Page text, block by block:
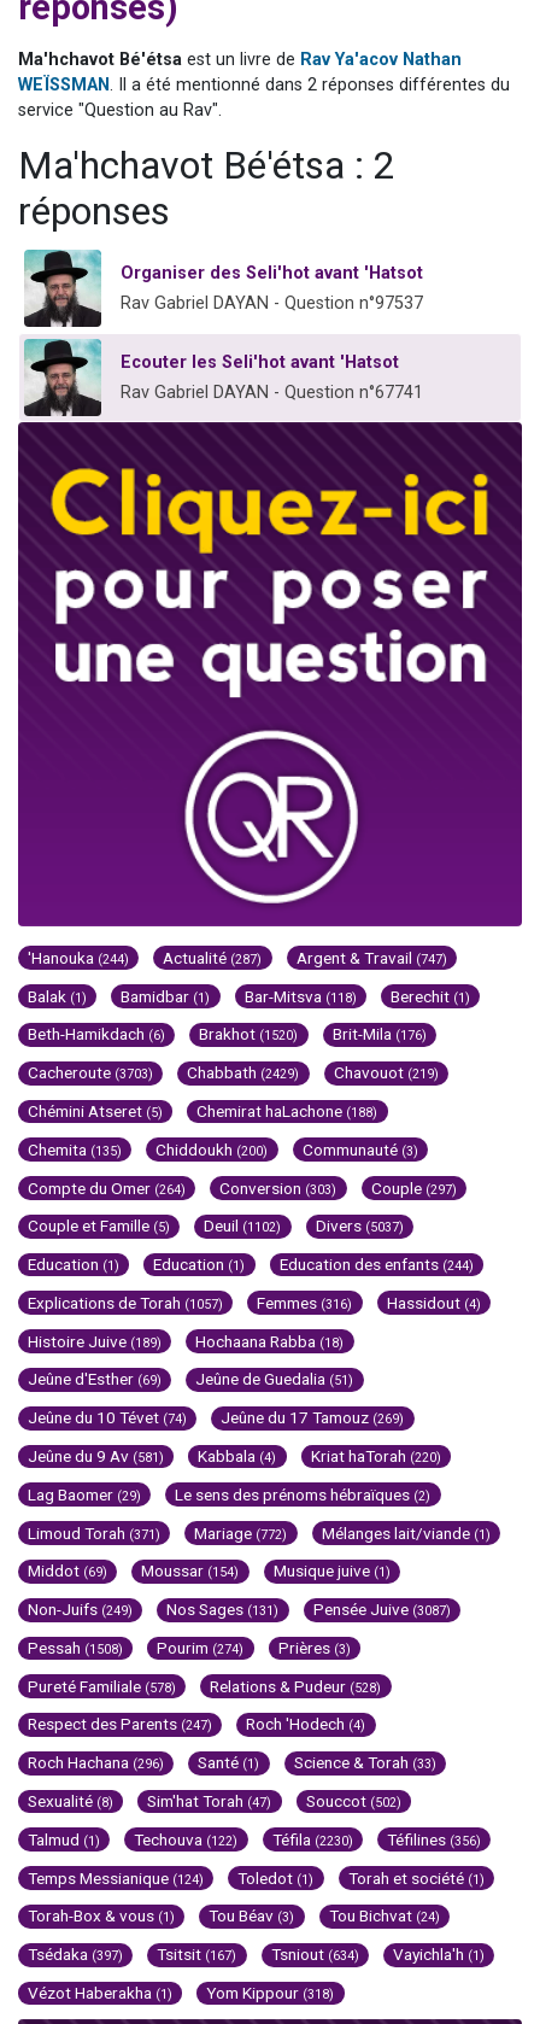
Ariel vient de donner son Maasser
Eva vient de donner son Maasser
Ma'hchavot Bé'étsa est un livre de Rav Ya'acov Nathan
WEÏSSMAN. Il a été mentionné dans 2 réponses différentes du
service "Question au Rav".
Ma'hchavot Bé'étsa : 2
réponses
Organiser des Seli'hot avant 'Hatsot
Rav Gabriel DAYAN - Question n°97537
Ecouter les Seli'hot avant 'Hatsot
Rav Gabriel DAYAN - Question n°67741
'Hanouka (244) Actualité (287) Argent & Travail (747)
Balak (1) Bamidbar (1) Bar-Mitsva (118) Berechit (1)
Beth-Hamikdach (6) Brakhot (1520) Brit-Mila (176)
Cacheroute (3703) Chabbath (2429) Chavouot (219)
Chémini Atseret (5) Chemirat haLachone (188)
Chemita (135) Chiddoukh (200) Communauté (3)
Compte du Omer (264) Conversion (303) Couple (297)
Couple et Famille (5) Deuil (1102) Divers (5037)
Education (1) Education (1) Education des enfants (244)
Explications de Torah (1057) Femmes (316) Hassidout (4)
Histoire Juive (189) Hochaana Rabba (18)
Jeûne d'Esther (69) Jeûne de Guedalia (51)
Jeûne du 10 Tévet (74) Jeûne du 17 Tamouz (269)
Jeûne du 9 Av (581) Kabbala (4) Kriat haTorah (220)
Lag Baomer (29) Le sens des prénoms hébraïques (2)
Limoud Torah (371) Mariage (772) Mélanges lait/viande (1)
Middot (69) Moussar (154) Musique juive (1)
Non-Juifs (249) Nos Sages (131) Pensée Juive (3087)
Pessah (1508) Pourim (274) Prières (3)
Pureté Familiale (578) Relations & Pudeur (528)
Respect des Parents (247) Roch 'Hodech (4)
Roch Hachana (296) Santé (1) Science & Torah (33)
Sexualité (8) Sim'hat Torah (47) Souccot (502)
Talmud (1) Techouva (122) Téfila (2230) Téfilines (356)
Temps Messianique (124) Toledot (1) Torah et société (1)
Torah-Box & vous (1) Tou Béav (3) Tou Bichvat (24)
Tsédaka (397) Tsitsit (167) Tsniout (634) Vayichla'h (1)
Vézot Haberakha (1) Yom Kippour (318)